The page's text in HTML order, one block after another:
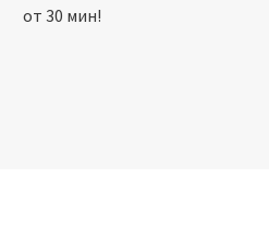
от 30 мин!